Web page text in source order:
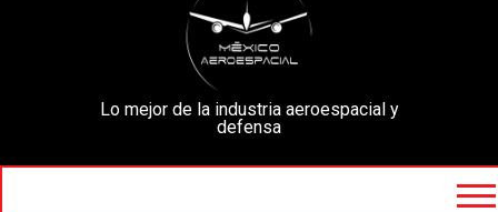
Lo mejor de la industria aeroespacial y
defensa